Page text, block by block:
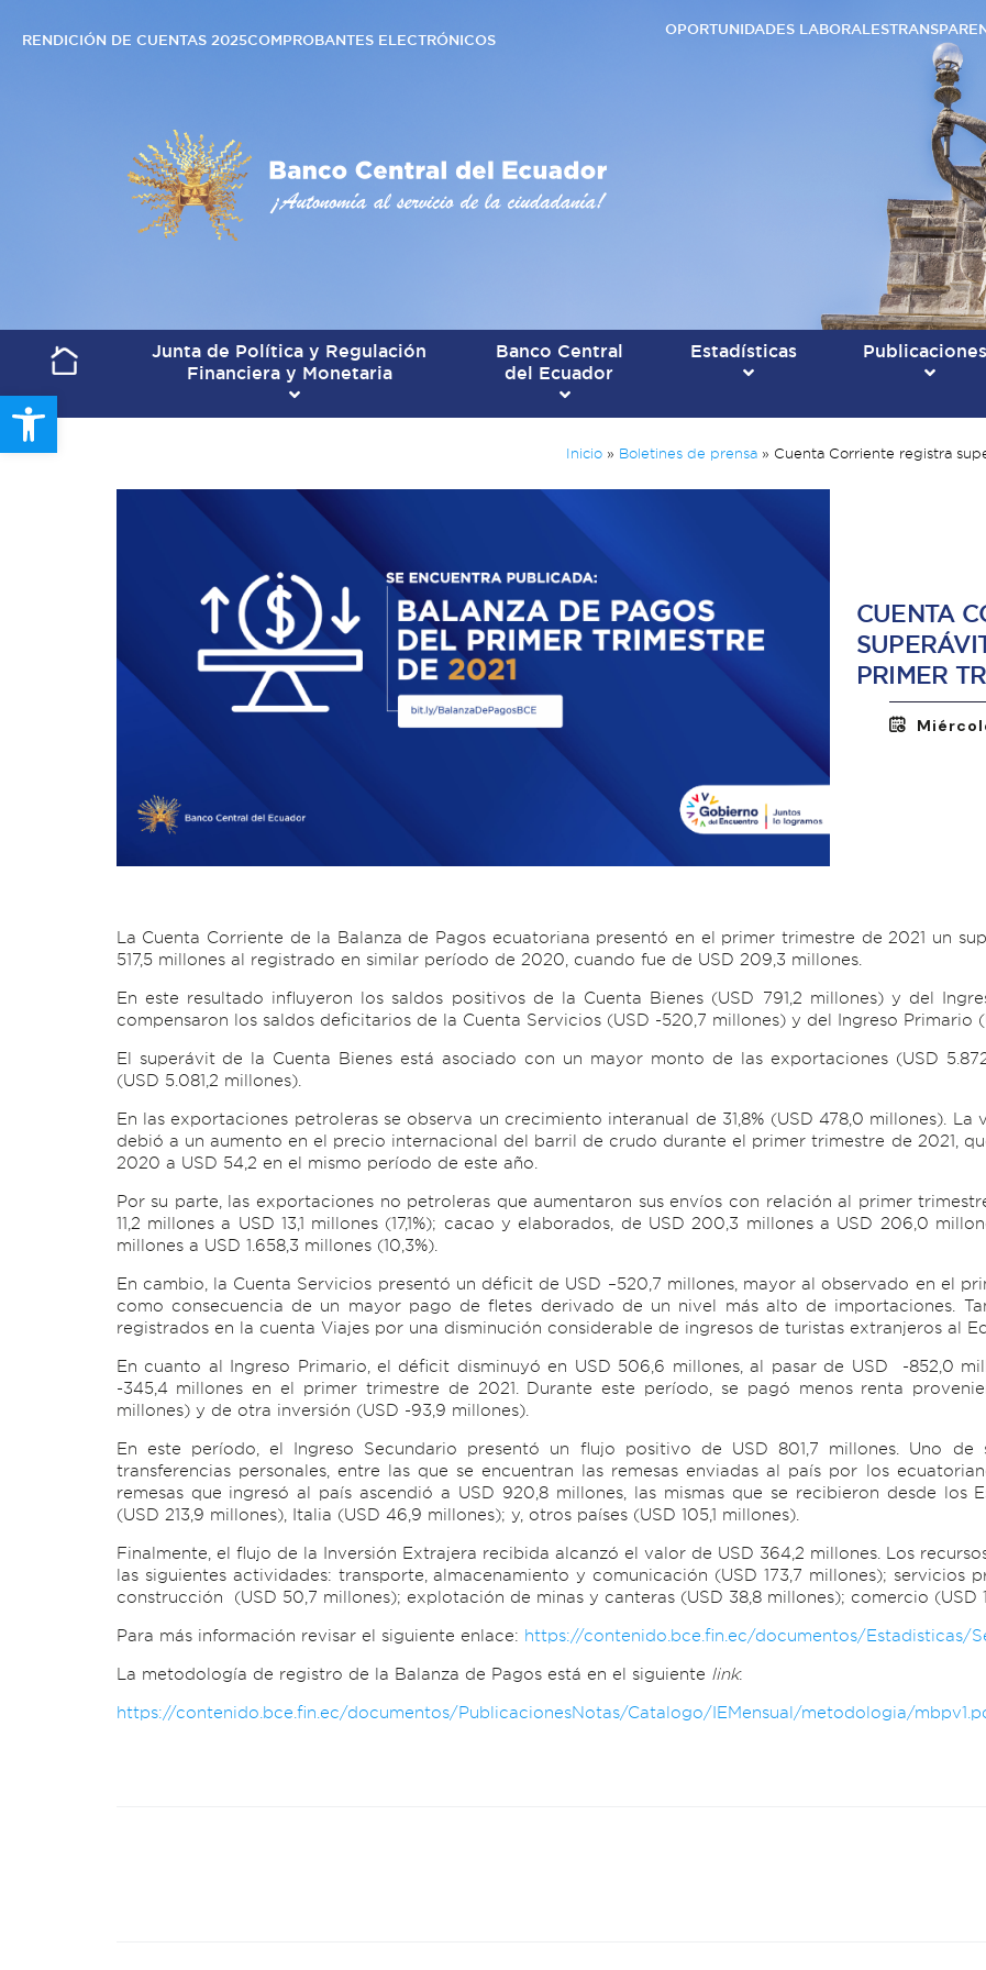
Open toolbar
RENDICIÓN DE CUENTAS 2025COMPROBANTES ELECTRÓNICOS
OPORTUNIDADES LABORALES
Junta de Política y Regulación
Financiera y Monetaria
Banco Central
del Ecuador
Estadísticas Publicaciones
Inicio » Boletines de prensa » Cuenta Corriente registra
CUENTA
PRIMER
La Cuenta Corriente de la Balanza de Pagos ecuatoriana presentó en el primer trimestre de 2021 un
517,5 millones al registrado en similar período de 2020, cuando fue de USD 209,3 millones.
En este resultado influyeron los saldos positivos de la Cuenta Bienes (USD 791,2 millones) y del
compensaron los saldos deficitarios de la Cuenta Servicios (USD -520,7 millones) y del Ingreso Primario
El superávit de la Cuenta Bienes está asociado con un mayor monto de las exportaciones (USD
(USD 5.081,2 millones).
En las exportaciones petroleras se observa un crecimiento interanual de 31,8% (USD 478,0 millones).
debió a un aumento en el precio internacional del barril de crudo durante el primer trimestre de 2021,
2020 a USD 54,2 en el mismo período de este año.
Por su parte, las exportaciones no petroleras que aumentaron sus envíos con relación al primer
11,2 millones a USD 13,1 millones (17,1%); cacao y elaborados, de USD 200,3 millones a USD 206,0
millones a USD 1.658,3 millones (10,3%).
En cambio, la Cuenta Servicios presentó un déficit de USD –520,7 millones, mayor al observado en el
como consecuencia de un mayor pago de fletes derivado de un nivel más alto de importaciones.
registrados en la cuenta Viajes por una disminución considerable de ingresos de turistas extranjeros al
En cuanto al Ingreso Primario, el déficit disminuyó en USD 506,6 millones, al pasar de USD -852,0
-345,4 millones en el primer trimestre de 2021. Durante este período, se pagó menos renta
millones) y de otra inversión (USD -93,9 millones).
En este período, el Ingreso Secundario presentó un flujo positivo de USD 801,7 millones. Uno de
transferencias personales, entre las que se encuentran las remesas enviadas al país por los
remesas que ingresó al país ascendió a USD 920,8 millones, las mismas que se recibieron desde los
(USD 213,9 millones), Italia (USD 46,9 millones); y, otros países (USD 105,1 millones).
Finalmente, el flujo de la Inversión Extrajera recibida alcanzó el valor de USD 364,2 millones. Los
las siguientes actividades: transporte, almacenamiento y comunicación (USD 173,7 millones); servicios
construcción (USD 50,7 millones); explotación de minas y canteras (USD 38,8 millones); comercio (USD
Para más información revisar el siguiente enlace: https://contenido.bce.fin.ec/documentos/Estadisticas/
La metodología de registro de la Balanza de Pagos está en el siguiente link:
https://contenido.bce.fin.ec/documentos/PublicacionesNotas/Catalogo/IEMensual/metodologia/